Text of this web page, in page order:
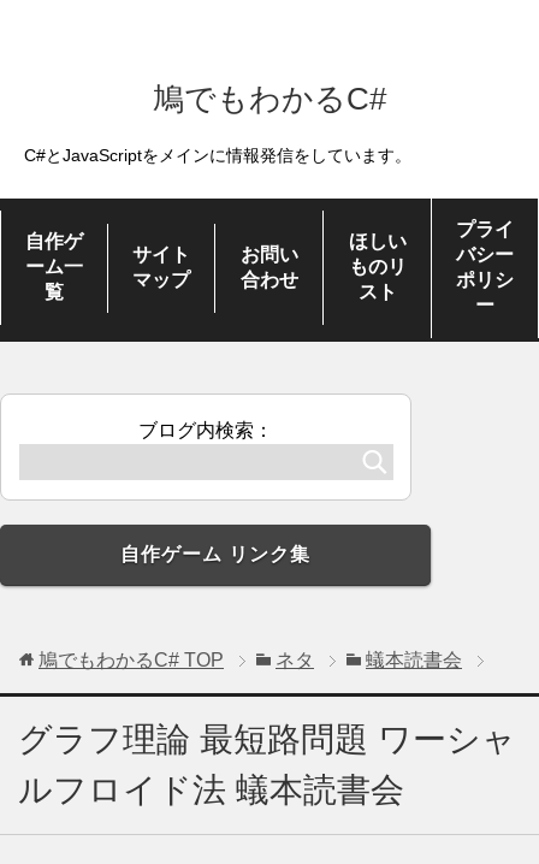
鳩でもわかるC#
C#とJavaScriptをメインに情報発信をしています。
自作ゲ
ーム一
覧
サイト
マップ
お問い
合わせ
ほしい
ものリ
スト
プライ
バシー
ポリシ
ー
ブログ内検索：
自作ゲーム リンク集
鳩でもわかるC# TOP ネタ 蟻本読書会
グラフ理論 最短路問題 ワーシャ
ルフロイド法 蟻本読書会